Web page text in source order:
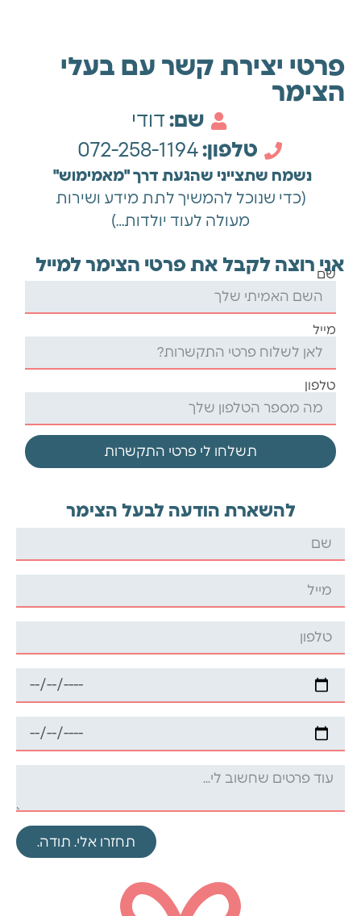
פרטי יצירת קשר עם בעלי
הצימר
שם: דודי
טלפון:072-258-1194
נשמח שתצייני שהגעת דרך "מאמימוש"
(כדי שנוכל להמשיך לתת מידע ושירות
מעולה לעוד יולדות…)
אני רוצה לקבל את פרטי הצימר למייל
שם
מייל
טלפון
תשלחו לי פרטי התקשרות
להשארת הודעה לבעל הצימר
תחזרו אלי. תודה.